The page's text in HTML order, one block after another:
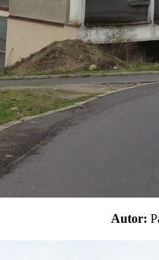
Autor: